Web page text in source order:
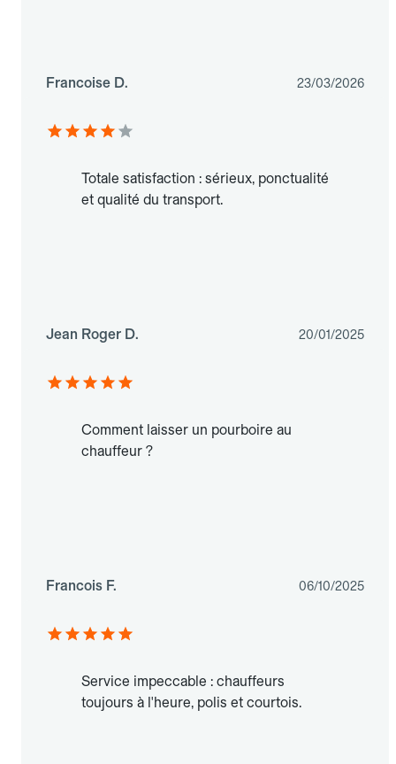
Francoise D. 23/03/2026
Totale satisfaction : sérieux, ponctualité
et qualité du transport.
Jean Roger D. 20/01/2025
Comment laisser un pourboire au
chauffeur ?
Francois F. 06/10/2025
Service impeccable : chauffeurs
toujours à l'heure, polis et courtois.